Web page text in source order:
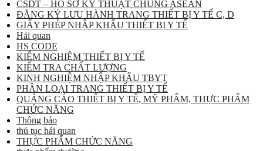
CSDT – HỒ SƠ KỸ THUẬT CHUNG ASEAN
ĐĂNG KÝ LƯU HÀNH TRANG THIẾT BỊ Y TẾ C, D
GIẤY PHÉP NHẬP KHẨU THIẾT BỊ Y TẾ
Hải quan
HS CODE
KIỂM NGHIỆM THIẾT BỊ Y TẾ
KIỂM TRA CHẤT LƯỢNG
KINH NGHIỆM NHẬP KHẨU TBYT
PHÂN LOẠI TRANG THIẾT BỊ Y TẾ
QUẢNG CÁO THIẾT BỊ Y TẾ, MỸ PHẨM, THỰC PHẨM
CHỨC NĂNG
Thông báo
thủ tục hải quan
THỰC PHẨM CHỨC NĂNG